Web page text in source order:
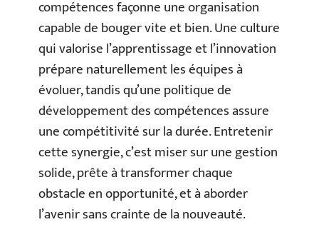
compétences façonne une organisation
capable de bouger vite et bien. Une culture
qui valorise l’apprentissage et l’innovation
prépare naturellement les équipes à
évoluer, tandis qu’une politique de
développement des compétences assure
une compétitivité sur la durée. Entretenir
cette synergie, c’est miser sur une gestion
solide, prête à transformer chaque
obstacle en opportunité, et à aborder
l’avenir sans crainte de la nouveauté.